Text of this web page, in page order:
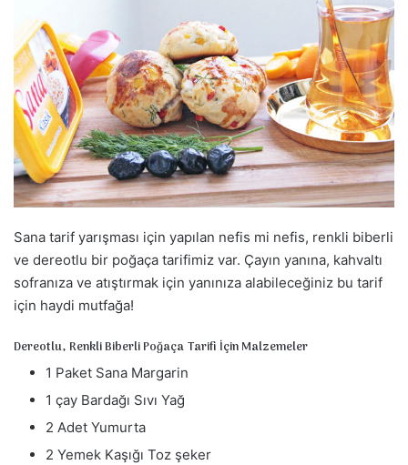
p
o
s
t
a
g
ö
n
e
r
m
e
Sana tarif yarışması için yapılan nefis mi nefis, renkli biberli
ve dereotlu bir poğaça tarifimiz var. Çayın yanına, kahvaltı
sofranıza ve atıştırmak için yanınıza alabileceğiniz bu tarif
için haydi mutfağa!
Dereotlu, Renkli Biberli Poğaça Tarifi İçin Malzemeler
1 Paket Sana Margarin
1 çay Bardağı Sıvı Yağ
2 Adet Yumurta
2 Yemek Kaşığı Toz şeker